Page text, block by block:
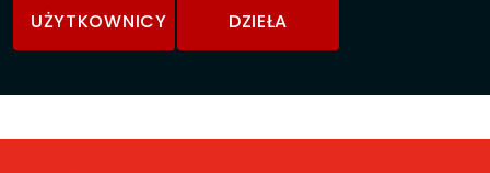
UŻYTKOWNICY DZIEŁA